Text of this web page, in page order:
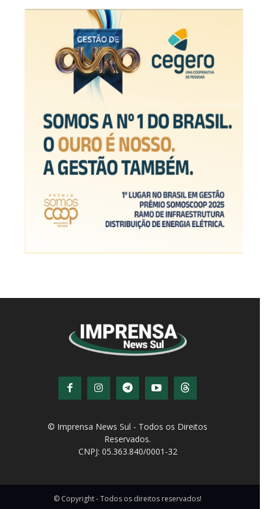
© Imprensa News Sul - Todos os Direitos
Reservados.
CNPJ: 05.363.840/0001-32
© Copyright - Todos os direitos reservados!